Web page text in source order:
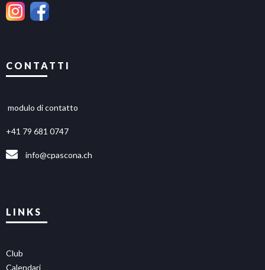
CONTATTI
modulo di contatto
+41 79 681 0747
info@cpascona.ch
LINKS
Club
Calendari